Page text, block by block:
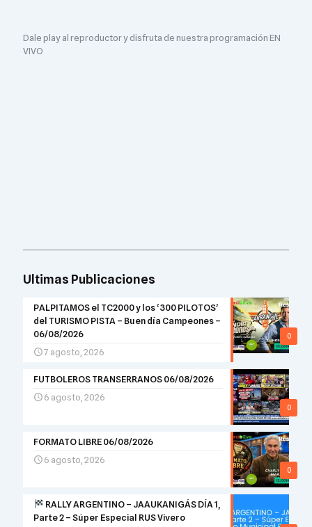
Dale play al reproductor y disfruta de nuestra programación EN
VIVO
Ultimas Publicaciones
0
PALPITAMOS el TC2000 y los ‘300 PILOTOS’
del TURISMO PISTA – Buen día Campeones –
06/08/2026
7 agosto, 2026
0
FUTBOLEROS TRANSERRANOS 06/08/2026
6 agosto, 2026
0
FORMATO LIBRE 06/08/2026
6 agosto, 2026
RALLY ARGENTINO – JAAUKANIGÁS DÍA 1,
Parte 2 – Súper Especial RUS Vivero